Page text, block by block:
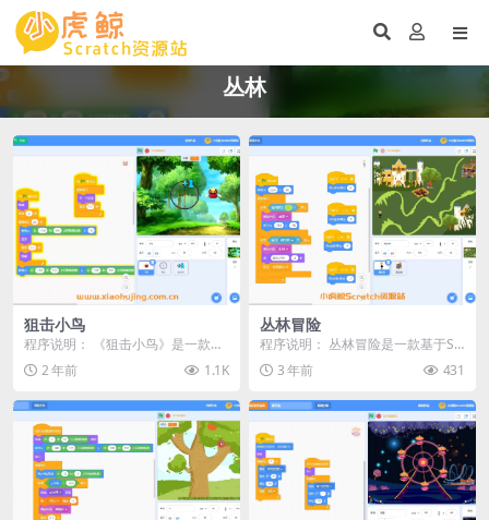
丛林
狙击小鸟
程序说明： 《狙击小鸟》是一款基
于Scratch平台制作的点击消除类入
门游戏。在...
2 年前 1.1K
丛林冒险
程序说明： 丛林冒险是一款基于Sc
ratch平台开发的经典探险游戏。在
这个游戏中...
3 年前 431